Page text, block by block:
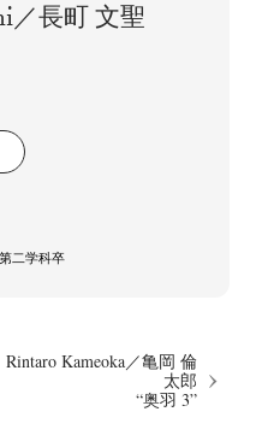
／長町 文聖
二学科卒
Rintaro Kameoka／亀岡 倫
太郎
“奥羽 3”